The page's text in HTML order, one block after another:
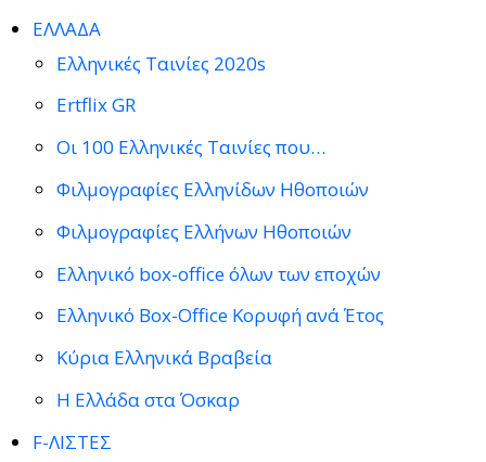
ΕΛΛΑΔΑ
Ελληνικές Ταινίες 2020s
Ertflix GR
Οι 100 Ελληνικές Ταινίες που…
Φιλμογραφίες Ελληνίδων Ηθοποιών
Φιλμογραφίες Ελλήνων Ηθοποιών
Ελληνικό box-office όλων των εποχών
Ελληνικό Box-Office Κορυφή ανά Έτος
Κύρια Ελληνικά Βραβεία
Η Ελλάδα στα Όσκαρ
F-ΛΙΣΤΕΣ